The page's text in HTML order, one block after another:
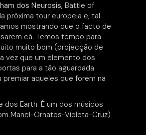
dos Neurosis, Battle of
próxima tour europeia e, tal
mostrando que o facto de
cá. Temos tempo para
muito bom (projecção de
vez que um elemento dos
para a tão aguardada
aqueles que forem na
Earth. É um dos músicos
Manel-Ornatos-Violeta-Cruz)